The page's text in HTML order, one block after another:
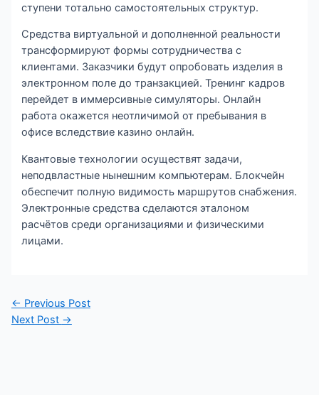
ступени тотально самостоятельных структур.
Средства виртуальной и дополненной реальности
трансформируют формы сотрудничества с
клиентами. Заказчики будут опробовать изделия в
электронном поле до транзакцией. Тренинг кадров
перейдет в иммерсивные симуляторы. Онлайн
работа окажется неотличимой от пребывания в
офисе вследствие казино онлайн.
Квантовые технологии осуществят задачи,
неподвластные нынешним компьютерам. Блокчейн
обеспечит полную видимость маршрутов снабжения.
Электронные средства сделаются эталоном
расчётов среди организациями и физическими
лицами.
Post
navigation
← Previous Post
Next Post →